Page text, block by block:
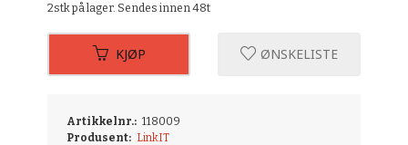
2stk på lager. Sendes innen 48t
KJØP ØNSKELISTE
Artikkelnr.: 118009
Produsent: LinkIT